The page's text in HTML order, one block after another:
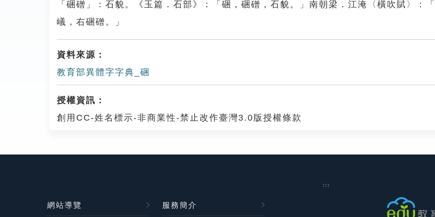
「硱磳」：石貌。《玉篇．石部》：「硱，硱磳，石貌。」南朝梁．江淹〈橫吹賦〉：
嶬，右硱磳。」
資料來源：
教育部異體字字典_硱
授權資訊：
創用CC-姓名標示-非商業性-禁止改作臺灣3.0版授權條款
:::
網站導覽 服務簡介